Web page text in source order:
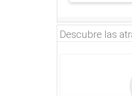
Descubre las